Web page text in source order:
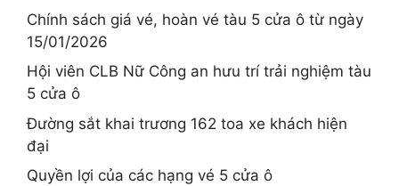
Chính sách giá vé, hoàn vé tàu 5 cửa ô từ ngày
15/01/2026
Hội viên CLB Nữ Công an hưu trí trải nghiệm tàu
5 cửa ô
Đường sắt khai trương 162 toa xe khách hiện
đại
Quyền lợi của các hạng vé 5 cửa ô